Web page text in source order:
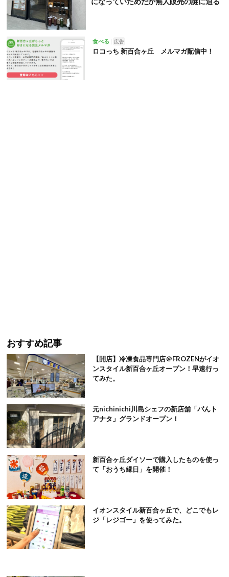
食べる 広告
ロコっち 新百合ヶ丘 メルマガ配信中！
おすすめ記事
【開店】冷凍食品専門店＠FROZENがイオ
ンスタイル新百合ヶ丘オープン！早速行っ
てみた。
元nichinichi川島シェフの新店舗「パんト
アナタ」グランドオープン！
新百合ヶ丘ダイソーで購入したものを使っ
て「おうち縁日」を開催！
イオンスタイル新百合ヶ丘で、どこでもレ
ジ「レジゴー」を使ってみた。